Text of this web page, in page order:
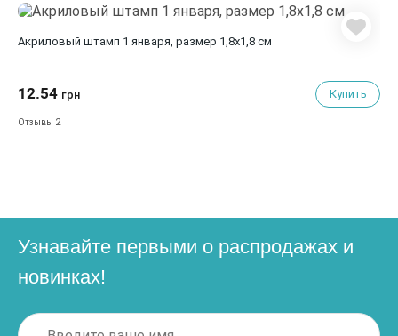
Акриловый штамп 1 января, размер 1,8х1,8 см
12.54 грн Купить
Отзывы 2
Узнавайте первыми о распродажах и
новинках!